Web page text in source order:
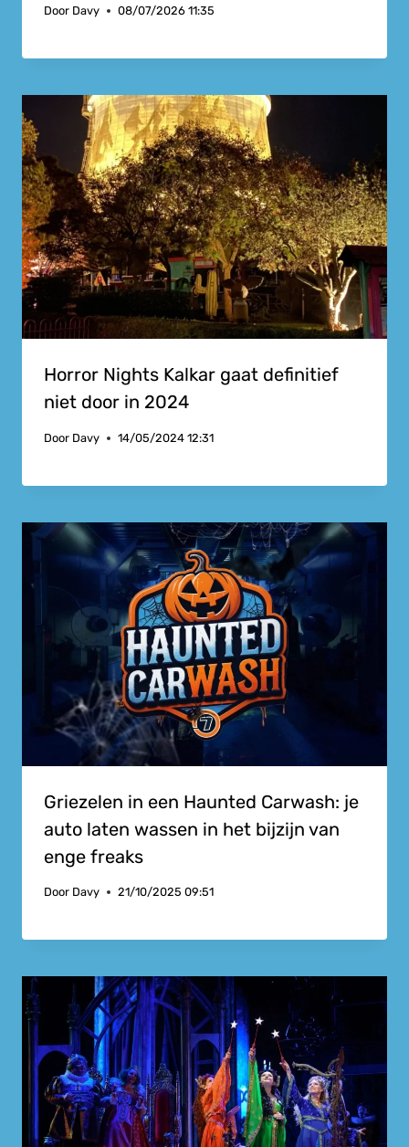
Door Davy 08/07/2026 11:35
Horror Nights Kalkar gaat definitief
niet door in 2024
Door Davy 14/05/2024 12:31
Griezelen in een Haunted Carwash: je
auto laten wassen in het bijzijn van
enge freaks
Door Davy 21/10/2025 09:51